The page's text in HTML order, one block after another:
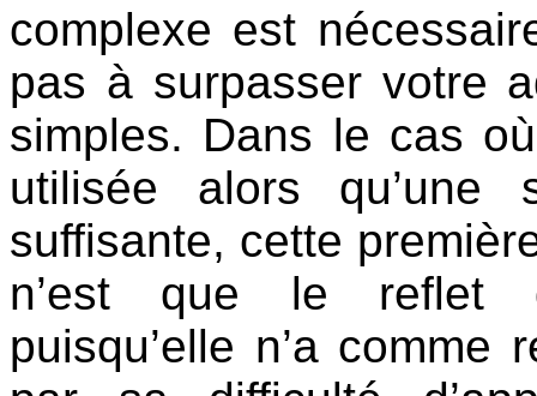
complexe est
pas à surpasser votre
simples. Dans le cas
utilisée alors qu’une
suffisante, cette
n’est que le reflet
puisqu’elle n’a